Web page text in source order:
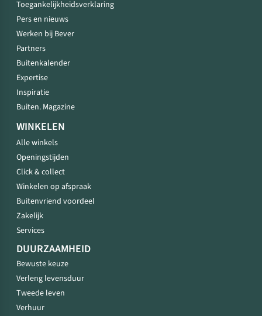
Toegankelijkheidsverklaring
Pers en nieuws
Werken bij Bever
Partners
Buitenkalender
Expertise
Inspiratie
Buiten. Magazine
WINKELEN
Alle winkels
Openingstijden
Click & collect
Winkelen op afspraak
Buitenvriend voordeel
Zakelijk
Services
DUURZAAMHEID
Bewuste keuze
Verleng levensduur
Tweede leven
Verhuur